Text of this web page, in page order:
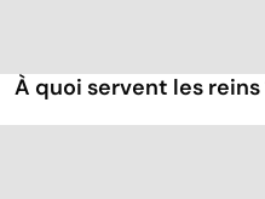
À quoi servent les reins